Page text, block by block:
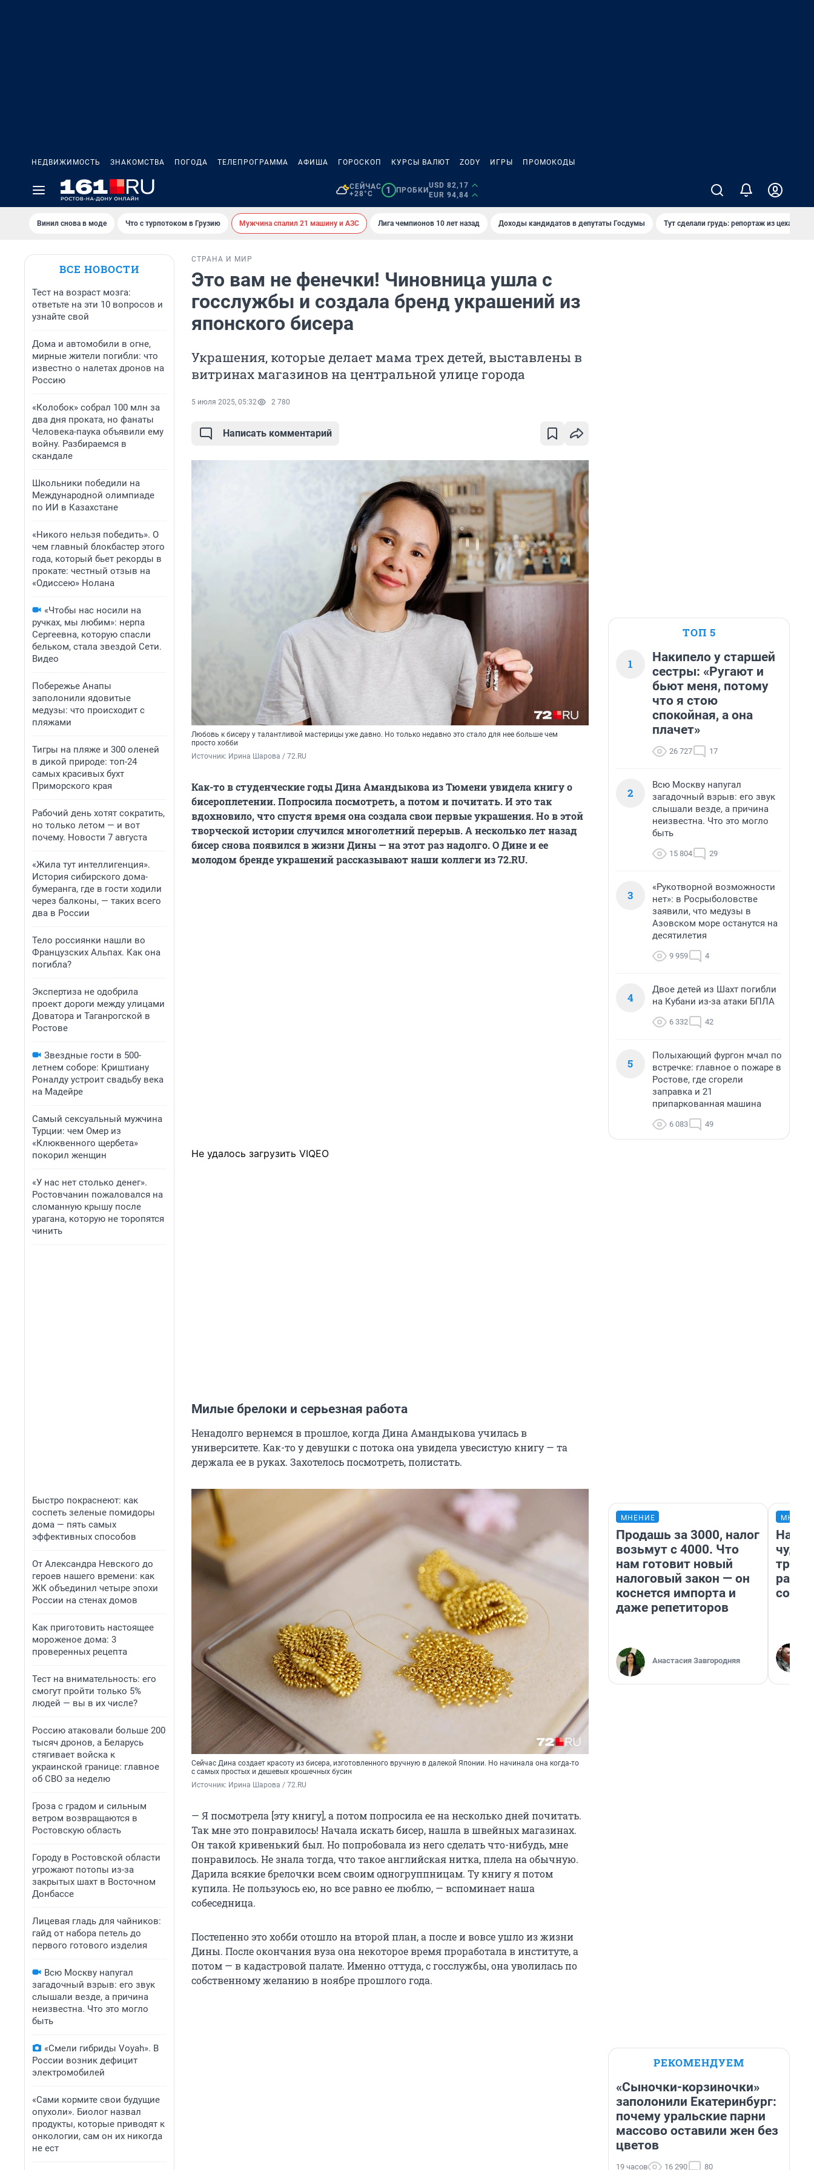
НЕДВИЖИМОСТЬ ЗНАКОМСТВА ПОГОДА ТЕЛЕПРОГРАММА АФИША ГОРОСКОП КУРСЫ ВАЛЮТ ZODY ИГРЫ ПРОМОКОДЫ
СЕЙЧАС
+28°C
1 ПРОБКИ
USD 82,17
EUR 94,84
Винил снова в моде Что с турпотоком в Грузию Мужчина спалил 21 машину и АЗС Лига чемпионов 10 лет назад Доходы кандидатов в депутаты Госдумы Тут сделали грудь: репортаж из цеха
ВСЕ НОВОСТИ
Тест на возраст мозга:
ответьте на эти 10 вопросов и
узнайте свой
Дома и автомобили в огне,
мирные жители погибли: что
известно о налетах дронов на
Россию
«Колобок» собрал 100 млн за
два дня проката, но фанаты
Человека-паука объявили ему
войну. Разбираемся в
скандале
Школьники победили на
Международной олимпиаде
по ИИ в Казахстане
«Никого нельзя победить». О
чем главный блокбастер этого
года, который бьет рекорды в
прокате: честный отзыв на
«Одиссею» Нолана
«Чтобы нас носили на
ручках, мы любим»: нерпа
Сергеевна, которую спасли
бельком, стала звездой Сети.
Видео
Побережье Анапы
заполонили ядовитые
медузы: что происходит с
пляжами
Тигры на пляже и 300 оленей
в дикой природе: топ-24
самых красивых бухт
Приморского края
Рабочий день хотят сократить,
но только летом — и вот
почему. Новости 7 августа
«Жила тут интеллигенция».
История сибирского дома-
бумеранга, где в гости ходили
через балконы, — таких всего
два в России
Тело россиянки нашли во
Французских Альпах. Как она
погибла?
Экспертиза не одобрила
проект дороги между улицами
Доватора и Таганрогской в
Ростове
Звездные гости в 500-
летнем соборе: Криштиану
Роналду устроит свадьбу века
на Мадейре
Самый сексуальный мужчина
Турции: чем Омер из
«Клюквенного щербета»
покорил женщин
«У нас нет столько денег».
Ростовчанин пожаловался на
сломанную крышу после
урагана, которую не торопятся
чинить
Быстро покраснеют: как
соспеть зеленые помидоры
дома — пять самых
эффективных способов
От Александра Невского до
героев нашего времени: как
ЖК объединил четыре эпохи
России на стенах домов
Как приготовить настоящее
мороженое дома: 3
проверенных рецепта
Тест на внимательность: его
смогут пройти только 5%
людей — вы в их числе?
Россию атаковали больше 200
тысяч дронов, а Беларусь
стягивает войска к
украинской границе: главное
об СВО за неделю
Гроза с градом и сильным
ветром возвращаются в
Ростовскую область
Городу в Ростовской области
угрожают потопы из-за
закрытых шахт в Восточном
Донбассе
Лицевая гладь для чайников:
гайд от набора петель до
первого готового изделия
Всю Москву напугал
загадочный взрыв: его звук
слышали везде, а причина
неизвестна. Что это могло
быть
«Смели гибриды Voyah». В
России возник дефицит
электромобилей
«Сами кормите свои будущие
опухоли». Биолог назвал
продукты, которые приводят к
онкологии, сам он их никогда
не ест
СТРАНА И МИР
Это вам не фенечки! Чиновница ушла с
госслужбы и создала бренд украшений из
японского бисера
Украшения, которые делает мама трех детей, выставлены в
витринах магазинов на центральной улице города
5 июля 2025, 05:32 2 780
Написать комментарий
Любовь к бисеру у талантливой мастерицы уже давно. Но только недавно это стало для нее больше чем
просто хобби
Источник: Ирина Шарова / 72.RU
Как-то в студенческие годы Дина Амандыкова из Тюмени увидела книгу о
бисероплетении. Попросила посмотреть, а потом и почитать. И это так
вдохновило, что спустя время она создала свои первые украшения. Но в этой
творческой истории случился многолетний перерыв. А несколько лет назад
бисер снова появился в жизни Дины — на этот раз надолго. О Дине и ее
молодом бренде украшений рассказывают наши коллеги из 72.RU.
Не удалось загрузить VIQEO
Милые брелоки и серьезная работа
Ненадолго вернемся в прошлое, когда Дина Амандыкова училась в
университете. Как-то у девушки с потока она увидела увесистую книгу — та
держала ее в руках. Захотелось посмотреть, полистать.
Сейчас Дина создает красоту из бисера, изготовленного вручную в далекой Японии. Но начинала она когда-то
с самых простых и дешевых крошечных бусин
Источник: Ирина Шарова / 72.RU
— Я посмотрела [эту книгу], а потом попросила ее на несколько дней почитать.
Так мне это понравилось! Начала искать бисер, нашла в швейных магазинах.
Он такой кривенький был. Но попробовала из него сделать что-нибудь, мне
понравилось. Не знала тогда, что такое английская нитка, плела на обычную.
Дарила всякие брелочки всем своим одногруппницам. Ту книгу я потом
купила. Не пользуюсь ею, но все равно ее люблю, — вспоминает наша
собеседница.
Постепенно это хобби отошло на второй план, а после и вовсе ушло из жизни
Дины. После окончания вуза она некоторое время проработала в институте, а
потом — в кадастровой палате. Именно оттуда, с госслужбы, она уволилась по
собственному желанию в ноябре прошлого года.
ТОП 5
1
Накипело у старшей
сестры: «Ругают и
бьют меня, потому
что я стою
спокойная, а она
плачет»
26 727 17
2
Всю Москву напугал
загадочный взрыв: его звук
слышали везде, а причина
неизвестна. Что это могло
быть
15 804 29
3
«Рукотворной возможности
нет»: в Росрыболовстве
заявили, что медузы в
Азовском море останутся на
десятилетия
9 959 4
4
Двое детей из Шахт погибли
на Кубани из-за атаки БПЛА
6 332 42
5
Полыхающий фургон мчал по
встречке: главное о пожаре в
Ростове, где сгорели
заправка и 21
припаркованная машина
6 083 49
МНЕНИЕ
Продашь за 3000, налог
возьмут с 4000. Что
нам готовит новый
налоговый закон — он
коснется импорта и
даже репетиторов
Анастасия Завгородняя
РЕКОМЕНДУЕМ
«Сыночки-корзиночки»
заполонили Екатеринбург:
почему уральские парни
массово оставили жен без
цветов
19 часов 16 290 80